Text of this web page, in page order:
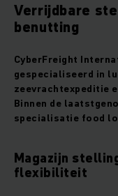
Verrijdbare
benutting
CyberFreight
gespecialiseerd in
zeevrachtexpeditie
Binnen de
specialisatie food
Magazijn
flexibiliteit